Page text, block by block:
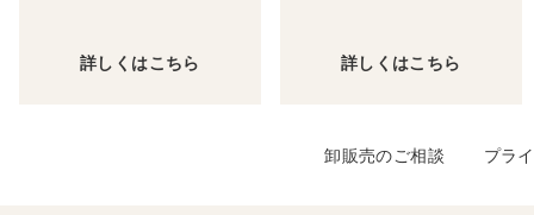
詳しくはこちら 詳しくはこちら
卸販売のご相談 プラ